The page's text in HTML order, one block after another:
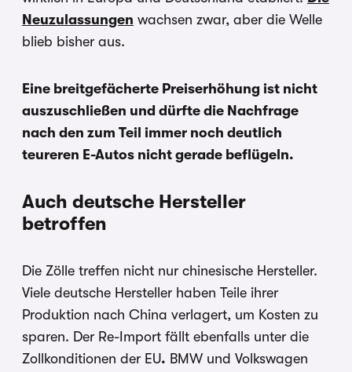
Neuzulassungen wachsen zwar, aber die Welle
blieb bisher aus.
Eine breitgefächerte Preiserhöhung ist nicht
auszuschließen und dürfte die Nachfrage
nach den zum Teil immer noch deutlich
teureren E-Autos nicht gerade beflügeln.
Auch deutsche Hersteller
betroffen
Die Zölle treffen nicht nur chinesische Hersteller.
Viele deutsche Hersteller haben Teile ihrer
Produktion nach China verlagert, um Kosten zu
sparen. Der Re-Import fällt ebenfalls unter die
Zollkonditionen der EU. BMW und Volkswagen